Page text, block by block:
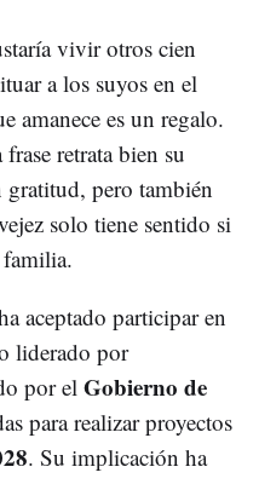
vivir otros cien
a los suyos en el
amanece es un regalo.
retrata bien su
pero también
solo tiene sentido si
aceptado participar en
liderado por
por el Gobierno de
para realizar proyectos
. Su implicación ha